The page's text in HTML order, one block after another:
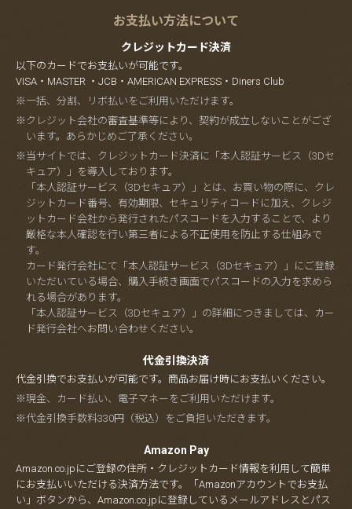
お支払い方法について
クレジットカード決済
以下のカードでお支払いが可能です。
VISA・MASTER ・JCB・AMERICAN EXPRESS・Diners Club
※一括、分割、リボ払いをご利用いただけます。
※クレジット会社の審査基準等により、契約が成立しないことがござ
います。あらかじめご了承ください。
※当サイトでは、クレジットカード決済に「本人認証サービス（3Dセ
キュア）」を導入しております。
「本人認証サービス（3Dセキュア）」とは、お買い物の際に、クレ
ジットカード番号、有効期限、セキュリティコードに加え、クレジ
ットカード会社から発行されたパスコードを入力することで、より
厳格な本人確認を行い第三者による不正使用を防止する仕組みで
す。
カード発行会社にて「本人認証サービス（3Dセキュア）」にご登録
いただいている場合、購入手続き画面でパスコードの入力を求めら
れる場合があります。
「本人認証サービス（3Dセキュア）」の詳細につきましては、カー
ド発行会社へお問い合わせください。
代金引換決済
代金引換でお支払いが可能です。商品お届け時にお支払いください。
※現金、カード払い、電子マネーをご利用いただけます。
※代金引換手数料330円（税込）をご負担いただきます。
Amazon Pay
Amazon.co.jpにご登録の住所・クレジットカード情報を利用して簡単
にお支払いいただける決済方法です。「Amazonアカウントでお支払
い」ボタンから、Amazon.co.jpに登録しているメールアドレスとパス